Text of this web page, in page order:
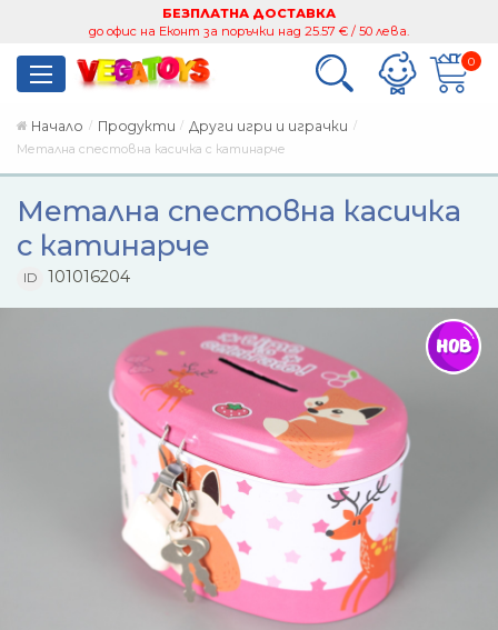
БЕЗПЛАТНА ДОСТАВКА
до офис на Еконт за поръчки над 25.57 € / 50 лева.
0
Начало Продукти Други игри и играчки
Метална спестовна касичка с катинарче
Метална спестовна касичка
с катинарче
ID 101016204